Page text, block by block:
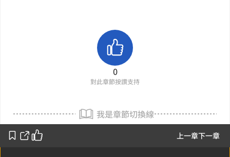
上一章下一章
0
對此章節按讚支持
我是章節切換線